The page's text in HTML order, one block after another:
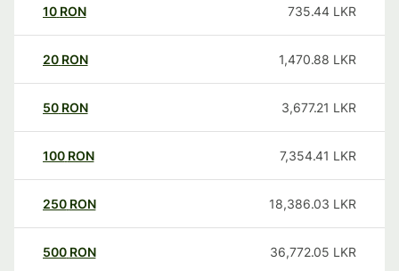
10 RON 735.44 LKR
20 RON 1,470.88 LKR
50 RON 3,677.21 LKR
100 RON 7,354.41 LKR
250 RON 18,386.03 LKR
500 RON 36,772.05 LKR